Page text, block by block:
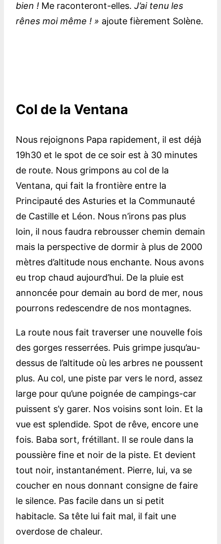
bien ! Me raconteront-elles. J’ai tenu les
rênes moi même ! » ajoute fièrement Solène.
Col de la Ventana
Nous rejoignons Papa rapidement, il est déjà
19h30 et le spot de ce soir est à 30 minutes
de route. Nous grimpons au col de la
Ventana, qui fait la frontière entre la
Principauté des Asturies et la Communauté
de Castille et Léon. Nous n’irons pas plus
loin, il nous faudra rebrousser chemin demain
mais la perspective de dormir à plus de 2000
mètres d’altitude nous enchante. Nous avons
eu trop chaud aujourd’hui. De la pluie est
annoncée pour demain au bord de mer, nous
pourrons redescendre de nos montagnes.
La route nous fait traverser une nouvelle fois
des gorges resserrées. Puis grimpe jusqu’au-
dessus de l’altitude où les arbres ne poussent
plus. Au col, une piste par vers le nord, assez
large pour qu’une poignée de campings-car
puissent s’y garer. Nos voisins sont loin. Et la
vue est splendide. Spot de rêve, encore une
fois. Baba sort, frétillant. Il se roule dans la
poussière fine et noir de la piste. Et devient
tout noir, instantanément. Pierre, lui, va se
coucher en nous donnant consigne de faire
le silence. Pas facile dans un si petit
habitacle. Sa tête lui fait mal, il fait une
overdose de chaleur.